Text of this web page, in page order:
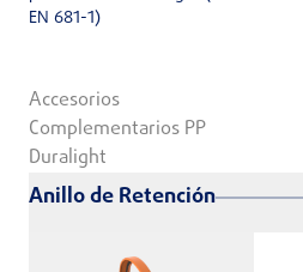
EN 681-1)
Accesorios
Complementarios PP
Duralight
Anillo de Retención